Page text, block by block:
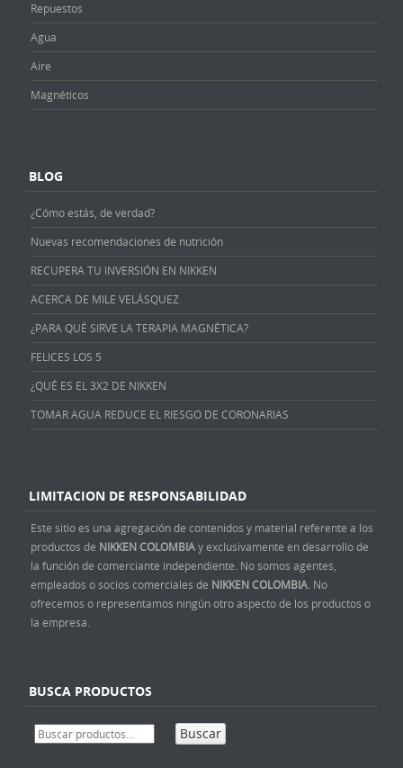
Repuestos
Agua
Aire
Magnéticos
BLOG
¿Cómo estás, de verdad?
Nuevas recomendaciones de nutrición
RECUPERA TU INVERSIÓN EN NIKKEN
ACERCA DE MILE VELÁSQUEZ
¿PARA QUÉ SIRVE LA TERAPIA MAGNÉTICA?
FELICES LOS 5
¿QUÉ ES EL 3X2 DE NIKKEN
TOMAR AGUA REDUCE EL RIESGO DE CORONARIAS
LIMITACION DE RESPONSABILIDAD
Este sitio es una agregación de contenidos y material referente a los
productos de NIKKEN COLOMBIAy exclusivamente en desarrollo de
la función de comerciante independiente. No somos agentes,
empleados o socios comerciales de NIKKEN COLOMBIA . No
ofrecemos o representamos ningún otro aspecto de los productos o
la empresa.
BUSCA PRODUCTOS
Buscar